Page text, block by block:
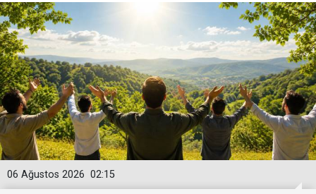
02:15
06 Ağustos 2026